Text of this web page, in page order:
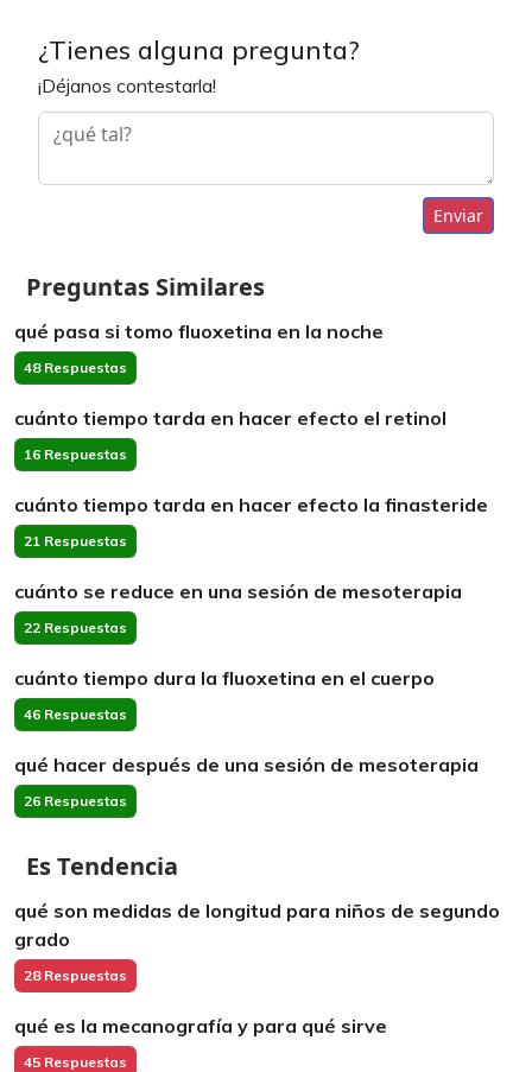
¿Tienes alguna pregunta?
¡Déjanos contestarla!
Enviar
Preguntas Similares
qué pasa si tomo fluoxetina en la noche
48 Respuestas
cuánto tiempo tarda en hacer efecto el retinol
16 Respuestas
cuánto tiempo tarda en hacer efecto la finasteride
21 Respuestas
cuánto se reduce en una sesión de mesoterapia
22 Respuestas
cuánto tiempo dura la fluoxetina en el cuerpo
46 Respuestas
qué hacer después de una sesión de mesoterapia
26 Respuestas
Es Tendencia
qué son medidas de longitud para niños de segundo
grado
28 Respuestas
qué es la mecanografía y para qué sirve
45 Respuestas